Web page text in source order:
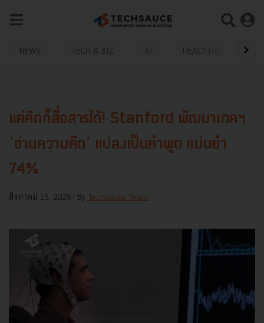
NEWS TECH & BIZ AI HEALTHTECH
แค่คิดก็สื่อสารได้! Stanford พัฒนาเทคฯ
‘อ่านความคิด’ แปลงเป็นคำพูด แม่นยำ
74%
สิงหาคม 15, 2025 | By Techsauce Team